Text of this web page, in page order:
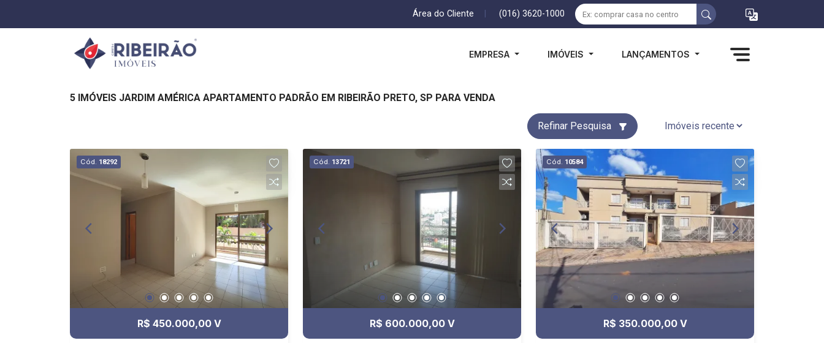
Área do Cliente (016) 3620-1000
EMPRESA IMÓVEIS LANÇAMENTOS
5 IMÓVEIS JARDIM AMÉRICA APARTAMENTO PADRÃO EM RIBEIRÃO PRETO, SP PARA VENDA
Refinar Pesquisa
Cód. 18292
R$ 450.000,00 V
Cód. 13721
R$ 600.000,00 V
Cód. 10584
R$ 350.000,00 V